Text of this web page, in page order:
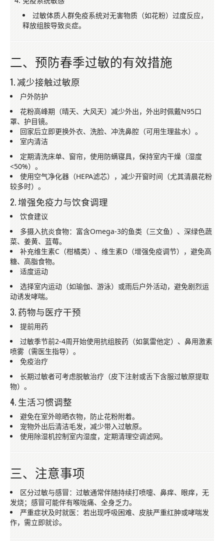
过敏体质人群免疫系统对无害物质（如花粉）过度反应，
释放组胺导致炎症。
二、预防春季过敏的有效措施
1. 减少接触过敏原
户外防护
花粉高峰期（晴天、大风天）减少外出，外出时佩戴N95口
罩、护目镜。
回家后立即更换外衣、洗脸、冲洗鼻腔（可用生理盐水）。
室内清洁
定期清洗床单、窗帘，使用防螨寝具，保持室内干燥（湿度
<50%）。
使用空气净化器（HEPA滤芯），减少开窗时间（尤其清晨花粉
较多时）。
2. 增强免疫力与饮食调理
饮食建议
多摄入抗炎食物：富含Omega-3的鱼类（三文鱼）、深绿色蔬
菜、姜黄、蓝莓。
补充维生素C（柑橘类）、维生素D（增强免疫调节），避免高
糖、高脂食物。
适度运动
选择室内运动（如瑜伽、游泳）或雨后户外活动，避免剧烈运
动诱发哮喘。
3. 药物与医疗干预
提前用药
过敏季节前2-4周开始使用抗组胺药（如氯雷他定）、鼻用激素
喷雾（需医生指导）。
免疫治疗
长期过敏者可考虑脱敏治疗（皮下注射或舌下含服过敏原提取
物）。
4. 生活习惯调整
避免在室外晾晒衣物，防止花粉附着。
宠物外出后清洁毛发，减少带入过敏原。
使用除湿机控制室内湿度，定期清理空调滤网。
三、注意事项
区分过敏与感冒：过敏通常伴随持续打喷嚏、鼻痒、眼痒，无
发烧；感冒可能伴有喉咙痛、全身乏力。
严重症状及时就医：若出现呼吸困难、皮肤严重红肿或哮喘发
作，需立即就诊。